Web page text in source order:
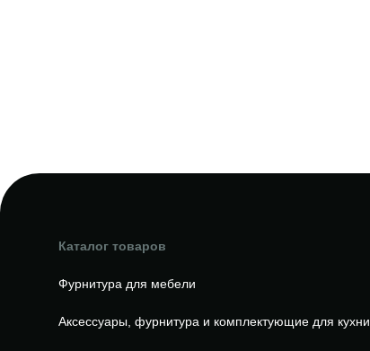
Каталог товаров
Фурнитура для мебели
Аксессуары, фурнитура и комплектующие для кухни